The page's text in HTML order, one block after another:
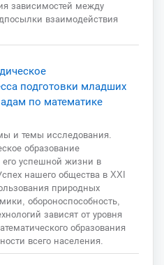
зависимостей между
взаимодействия
подготовки младших
по математике
и темы исследования.
образование
успешной жизни в
нашего общества в XXI
природных
обороноспособность,
зависят от уровня
образования
всего населения.